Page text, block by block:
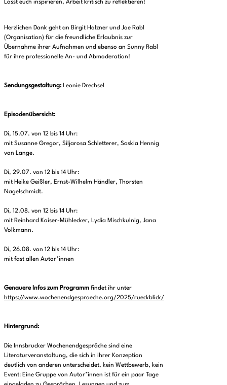
Lasst euch inspirieren, Arbeit kritisch zu reflektieren!
Herzlichen Dank geht an Birgit Holzner und Joe Rabl
(Organisation) für die freundliche Erlaubnis zur
Übernahme ihrer Aufnahmen und ebenso an Sunny Rabl
für ihre professionelle An- und Abmoderation!
Sendungsgestaltung: Leonie Drechsel
Episodenübersicht:
Di, 15.07. von 12 bis 14 Uhr:
mit Susanne Gregor, Siljarosa Schletterer, Saskia Hennig
von Lange.
Di, 29.07. von 12 bis 14 Uhr:
mit Heike Geißler, Ernst-Wilhelm Händler, Thorsten
Nagelschmidt.
Di, 12.08. von 12 bis 14 Uhr:
mit Reinhard Kaiser-Mühlecker, Lydia Mischkulnig, Jana
Volkmann.
Di, 26.08. von 12 bis 14 Uhr:
mit fast allen Autor*innen
Genauere Infos zum Programm findet ihr unter
https://www.wochenendgespraeche.org/2025/rueckblick/
Hintergrund:
Die Innsbrucker Wochenendgespräche sind eine
Literaturveranstaltung, die sich in ihrer Konzeption
deutlich von anderen unterscheidet, kein Wettbewerb, kein
Event: Eine Gruppe von Autor*innen ist für ein paar Tage